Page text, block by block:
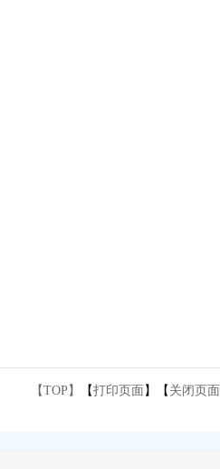
【TOP】 【打印页面 】【 关闭页面